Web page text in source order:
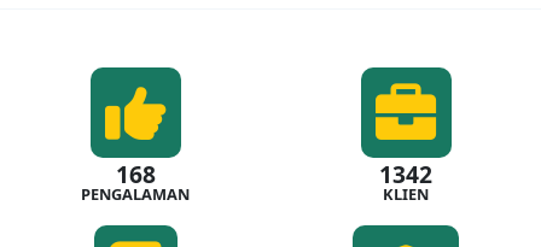
168
PENGALAMAN
1342
KLIEN